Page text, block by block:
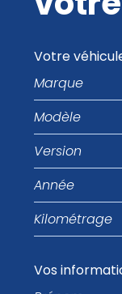
Votre
Marque
Modèle
Version
Année
Kilométrage
Vos
Prénom